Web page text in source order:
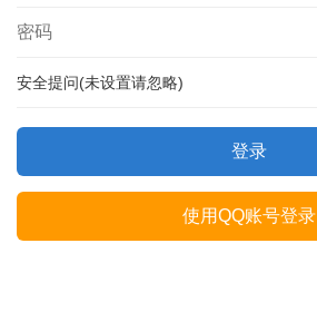
安全提问(未设置请忽略)
登录
使用QQ账号登录